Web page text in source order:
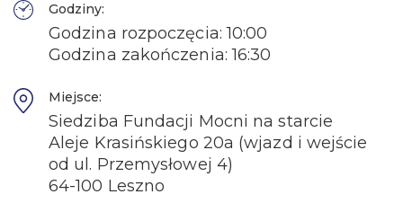
Godziny:
Godzina rozpoczęcia: 10:00
Godzina zakończenia: 16:30
Miejsce:
Siedziba Fundacji Mocni na starcie
Aleje Krasińskiego 20a (wjazd i wejście
od ul. Przemysłowej 4)
64-100 Leszno